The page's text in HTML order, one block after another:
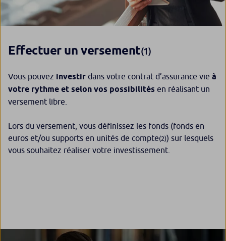
Effectuer un versement(1)
Vous pouvez investir dans votre contrat d’assurance vie à
votre rythme et selon vos possibilités en réalisant un
versement libre.
Lors du versement, vous définissez les fonds (fonds en
euros et/ou supports en unités de compte(2)) sur lesquels
vous souhaitez réaliser votre investissement.